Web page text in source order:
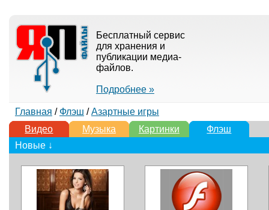
Бесплатный сервис
для хранения и
публикации медиа-
файлов.
Подробнее »
Главная / Флэш /Азартные игры
Видео
Музыка Картинки
Флэш
Новые ↓